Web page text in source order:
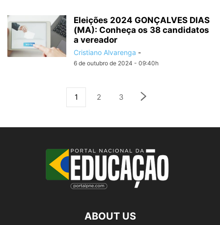
Eleições 2024 GONÇALVES DIAS
(MA): Conheça os 38 candidatos
a vereador
Cristiano Alvarenga -
6 de outubro de 2024 - 09:40h
1 2 3
ABOUT US